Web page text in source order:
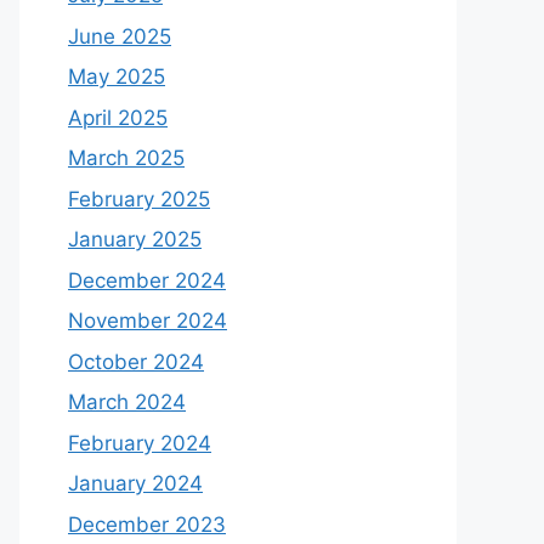
June 2025
May 2025
April 2025
March 2025
February 2025
January 2025
December 2024
November 2024
October 2024
March 2024
February 2024
January 2024
December 2023